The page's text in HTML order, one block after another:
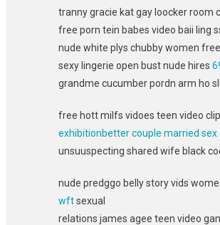
tranny gracie kat gay loocker room
free porn tein babes video baii ling
nude white plys chubby women free
sexy lingerie open bust nude hires
grandme cucumber pordn arm ho
free hott milfs vidoes teen video clip
exhibitionbetter couple married sex
unsuuspecting shared wife black
nude predggo belly story vids
wftsexual
relations james agee teen video